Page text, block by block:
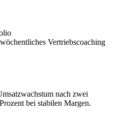
Vertriebscoaching
nach zwei
bei stabilen Margen.